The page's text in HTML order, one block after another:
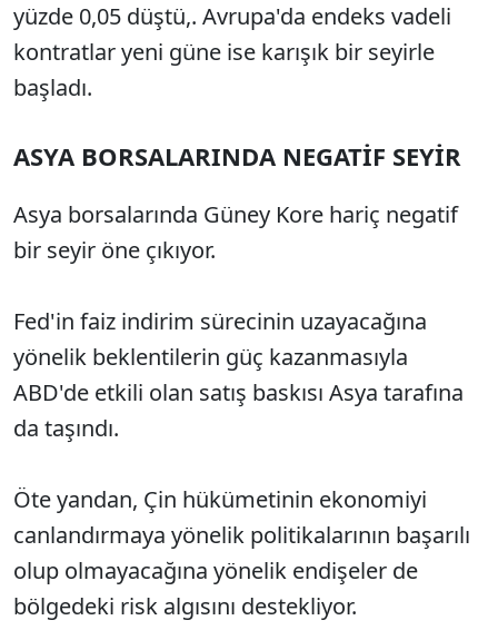
yüzde 0,05 düştü,. Avrupa'da endeks vadeli
kontratlar yeni güne ise karışık bir seyirle
başladı.
ASYA BORSALARINDA NEGATİF SEYİR
Asya borsalarında Güney Kore hariç negatif
bir seyir öne çıkıyor.
Fed'in faiz indirim sürecinin uzayacağına
yönelik beklentilerin güç kazanmasıyla
ABD'de etkili olan satış baskısı Asya tarafına
da taşındı.
Öte yandan, Çin hükümetinin ekonomiyi
canlandırmaya yönelik politikalarının başarılı
olup olmayacağına yönelik endişeler de
bölgedeki risk algısını destekliyor.